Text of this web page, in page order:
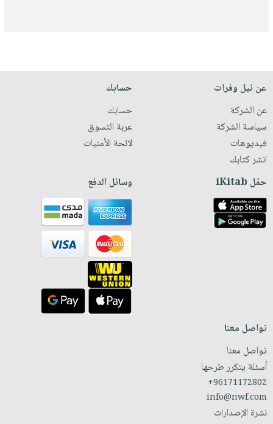
عن نيل وفرات
عن الشركة
سياسة الشركة
فيديوهات
انشر كتابك
حسابك
حسابك
عربة التسوق
لائحة الأمنيات
حمّل iKitab وسائل الدفع
تواصل معنا
تواصل معنا
أسئلة يتكرر طرحها
+96171172802
info@nwf.com
نشرة الإصدارات